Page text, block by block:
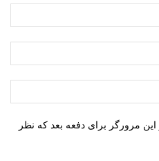
مرورگر برای دفعه بعد که نظر